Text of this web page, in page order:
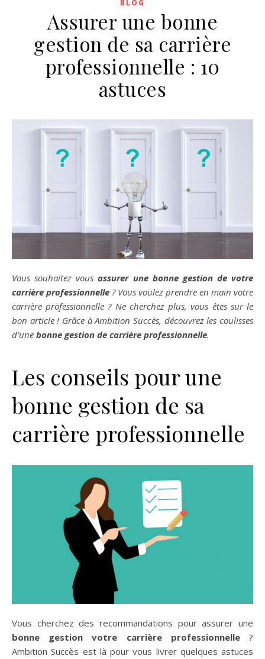
BLOG
Assurer une bonne
gestion de sa carrière
professionnelle : 10
astuces
Vous souhaitez vousassurer une bonne gestion de votre
carrière professionnelle ? Vous voulez prendre en main votre
carrière professionnelle ? Ne cherchez plus, vous êtes sur le
bon article ! Grâce à Ambition Succès, découvrez les coulisses
d’une bonne gestion de carrière professionnelle.
Les conseils pour une
bonne gestion de sa
carrière professionnelle
Vous cherchez des recommandations pour assurer une
bonne gestion votre carrière professionnelle?
Ambition Succès est là pour vous livrer quelques astuces